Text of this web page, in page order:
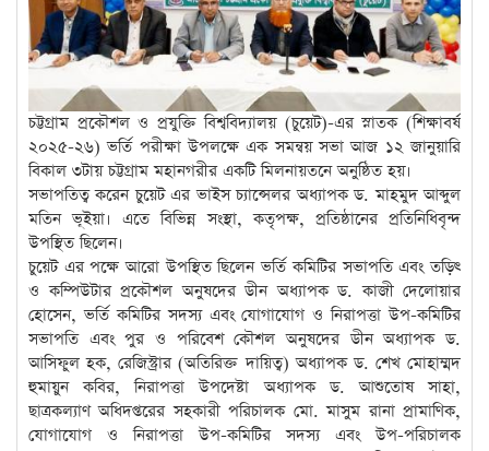
চট্টগ্রাম প্রকৌশল ও প্রযুক্তি বিশ্ববিদ্যালয় (চুয়েট)-এর স্নাতক (শিক্ষাবর্ষ
২০২৫-২৬) ভর্তি পরীক্ষা উপলক্ষে এক সমন্বয় সভা আজ ১২ জানুয়ারি
বিকাল ৩টায় চট্টগ্রাম মহানগরীর একটি মিলনায়তনে অনুষ্ঠিত হয়।
সভাপতিত্ব করেন চুয়েট এর ভাইস চ্যান্সেলর অধ্যাপক ড. মাহমুদ আব্দুল
মতিন ভূইয়া। এতে বিভিন্ন সংস্থা, কতৃপক্ষ, প্রতিষ্ঠানের প্রতিনিধিবৃন্দ
উপস্থিত ছিলেন।
চুয়েট এর পক্ষে আরো উপস্থিত ছিলেন ভর্তি কমিটির সভাপতি এবং তড়িৎ
ও কম্পিউটার প্রকৌশল অনুষদের ডীন অধ্যাপক ড. কাজী দেলোয়ার
হোসেন, ভর্তি কমিটির সদস্য এবং যোগাযোগ ও নিরাপত্তা উপ-কমিটির
সভাপতি এবং পুর ও পরিবেশ কৌশল অনুষদের ডীন অধ্যাপক ড.
আসিফুল হক, রেজিস্ট্রার (অতিরিক্ত দায়িত্ব) অধ্যাপক ড. শেখ মোহাম্মদ
হুমায়ুন কবির, নিরাপত্তা উপদেষ্টা অধ্যাপক ড. আশুতোষ সাহা,
ছাত্রকল্যাণ অধিদপ্তরের সহকারী পরিচালক মো. মাসুম রানা প্রামাণিক,
যোগাযোগ ও নিরাপত্তা উপ-কমিটির সদস্য এবং উপ-পরিচালক